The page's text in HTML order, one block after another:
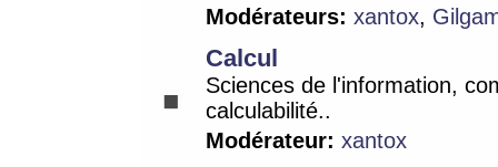
Modérateurs: xantox,
Calcul
Sciences de l'information,
calculabilité..
Modérateur: xantox